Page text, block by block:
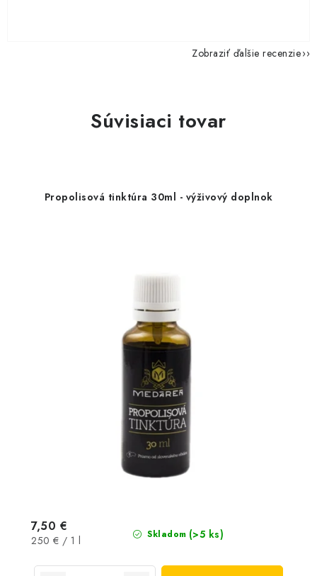
Zobraziť ďalšie recenzie
Súvisiaci tovar
Propolisová tinktúra 30ml - výživový doplnok
Skladom (>5 ks)
7,50 €
Jednotková
250 € / 1 l